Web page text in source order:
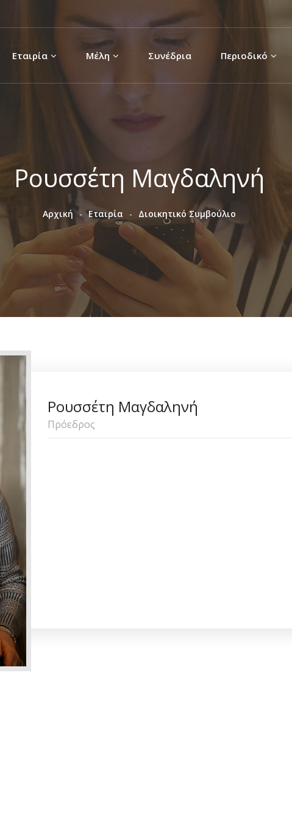
προς το
κυρίως
περιεχόμενο
Εταιρία Μέλη Συνέδρια Περιοδικό
Ρουσσέτη Μαγδαληνή
Αρχική Εταιρία Διοικητικό Συμβούλιο
Ρουσσέτη Μαγδαληνή
Πρόεδρος